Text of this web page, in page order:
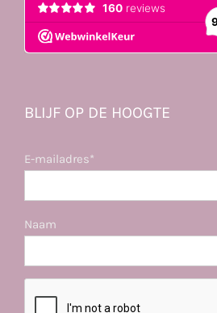
BLIJF OP DE HOOGTE
E-mailadres*
Naam